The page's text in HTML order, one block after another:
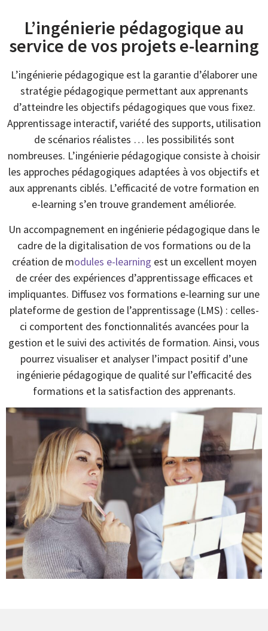
L’ingénierie pédagogique au
service de vos projets e-learning
L’ingénierie pédagogique est la garantie d’élaborer une
stratégie pédagogique permettant aux apprenants
d’atteindre les objectifs pédagogiques que vous fixez.
Apprentissage interactif, variété des supports, utilisation
de scénarios réalistes … les possibilités sont
nombreuses. L’ingénierie pédagogique consiste à choisir
les approches pédagogiques adaptées à vos objectifs et
aux apprenants ciblés. L’efficacité de votre formation en
e-learning s’en trouve grandement améliorée.
Un accompagnement en ingénierie pédagogique dans le
cadre de la digitalisation de vos formations ou de la
création de modules e-learning est un excellent moyen
de créer des expériences d’apprentissage efficaces et
impliquantes. Diffusez vos formations e-learning sur une
plateforme de gestion de l’apprentissage (LMS) : celles-
ci comportent des fonctionnalités avancées pour la
gestion et le suivi des activités de formation. Ainsi, vous
pourrez visualiser et analyser l’impact positif d’une
ingénierie pédagogique de qualité sur l’efficacité des
formations et la satisfaction des apprenants.